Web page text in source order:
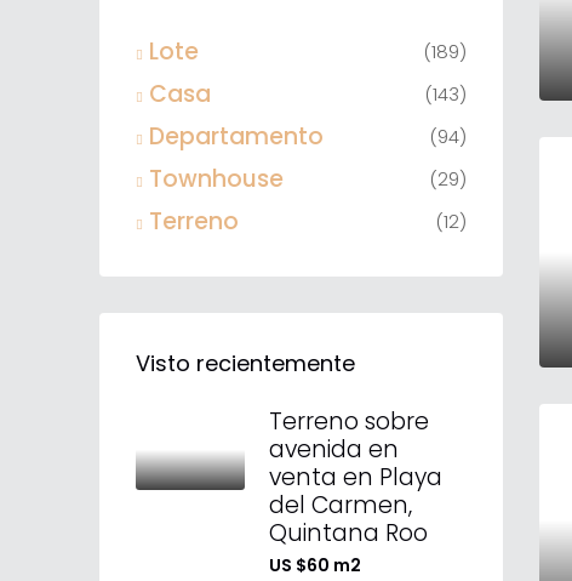
Lote (189)
Casa (143)
Departamento (94)
Townhouse (29)
Terreno (12)
Visto recientemente
Terreno sobre
avenida en
venta en Playa
del Carmen,
Quintana Roo
US $60 m2